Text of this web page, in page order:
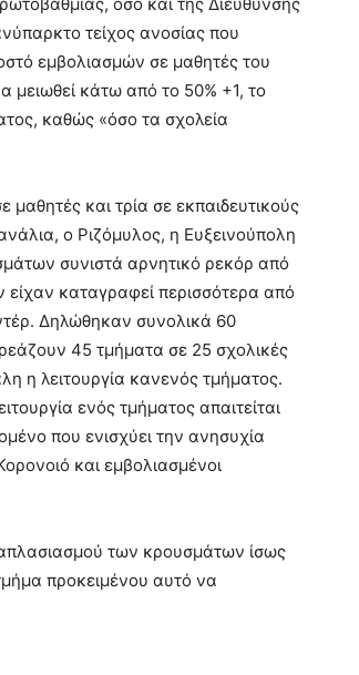
τείχος ανοσίας που
εμβολιασμών σε μαθητές του
μειωθεί κάτω από το 50% +1, το
καθώς «όσο τα σχολεία
και τρία σε εκπαιδευτικούς
ο Ριζόμυλος, η Ευξεινούπολη
συνιστά αρνητικό ρεκόρ από
καταγραφεί περισσότερα από
Δηλώθηκαν συνολικά 60
45 τμήματα σε 25 σχολικές
η λειτουργία κανενός τμήματος.
ενός τμήματος απαιτείται
που ενισχύει την ανησυχία
και εμβολιασμένοι
των κρουσμάτων ίσως
προκειμένου αυτό να